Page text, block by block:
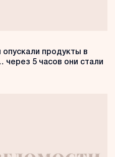
продукты в
через 5 часов они стали